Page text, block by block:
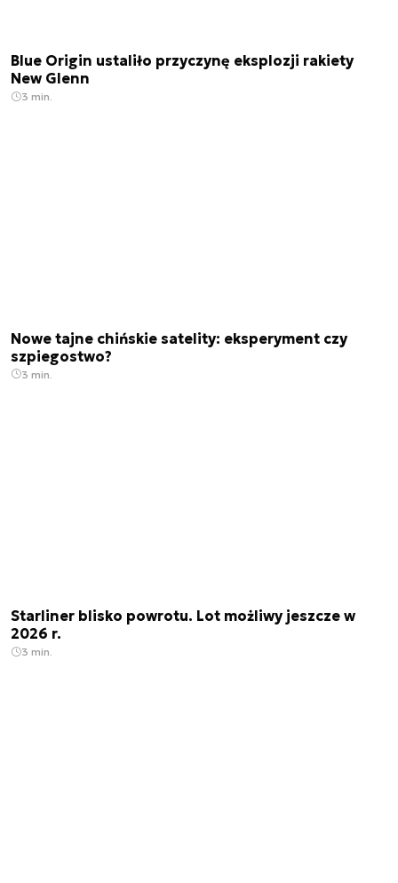
Blue Origin ustaliło przyczynę eksplozji rakiety
New Glenn
3 min.
Nowe tajne chińskie satelity: eksperyment czy
szpiegostwo?
3 min.
Starliner blisko powrotu. Lot możliwy jeszcze w
2026 r.
3 min.